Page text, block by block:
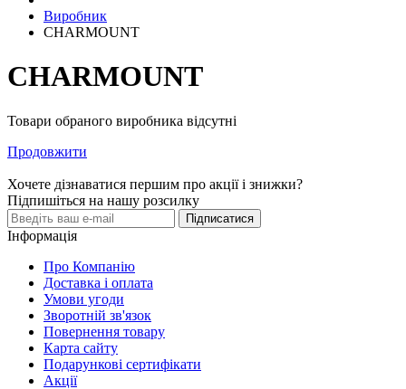
Виробник
CHARMOUNT
CHARMOUNT
Товари обраного виробника відсутні
Продовжити
Хочете дізнаватися першим про акції і знижки?
Підпишіться на нашу розсилку
Підписатися
Інформація
Про Компанію
Доставка і оплата
Умови угоди
Зворотній зв'язок
Повернення товару
Карта сайту
Подарункові сертифікати
Акції